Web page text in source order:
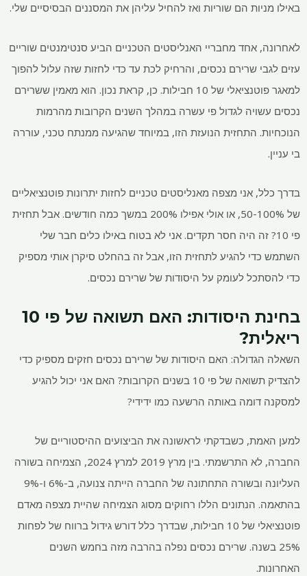
באילו מניות הם שוריות ואז להחיל עליהן את המסננים הבסיסיים שלי.
לאחרונה, אחד מחבריי האנליסטים הטכניים הביע סנטימנטים שוריים
עזים לגבי שרירם נכסים, והרחיק לכת עד כדי לחזות שזה עלול להפוך
למאגר פוטנציאלי של 10 חבילות. כן, קראת נכון. הוא מאמין ששרירם
נכסים עשויה לגדול פי עשרה במהלך השנים הקרובות מהרמות
הנוכחיות. התחזית הנועזת הזו, במיוחד שהגיעה ממנתח טכני, עוררה
בי עניין.
בדרך כלל, אני מצפה מאנליסטים טכניים לחזות יתרונות פוטנציאליים
של 50-100%, או אולי אפילו 200% במשך כמה חודשים. אבל תחזית
פי 10? זה היה חסר תקדים. אני לא בטוח באילו כלים חבר שלי
השתמש כדי להגיע לתחזית הזו, אבל זה בהחלט סיקרן אותי מספיק
כדי להסתכל לעומק על היסודות של שרירם נכסים.
בחינת היסודות: האם תשואה של פי 10
ריאלית?
השאלה הגדולה: האם היסודות של שרירם נכסים חזקים מספיק כדי
להצדיק תשואה של פי 10 בשנים הקרובות? האם אני יכול להגיע
למסקנה דומה באותה הרשעה כמו ידידי?
למען האמת, כשבדקתי לראשונה את הביצועים ההיסטוריים של
החברה, לא התרשמתי. בין מרץ 2019 למרץ 2024, הצמיחה בשורה
העליונה ובשורה התחתונה של החברה הייתה צנועה, ב-6% ו-9%
בהתאמה. הנתונים הללו רחוקים מסוג הצמיחה שהיית מצפה מאדם
פוטנציאלי של 10 חבילות, שבדרך כלל דורש גידול ברווח של לפחות
25% בשנה. שרירם נכסים נפלה בהרבה מזה בחמש השנים
האחרונות.